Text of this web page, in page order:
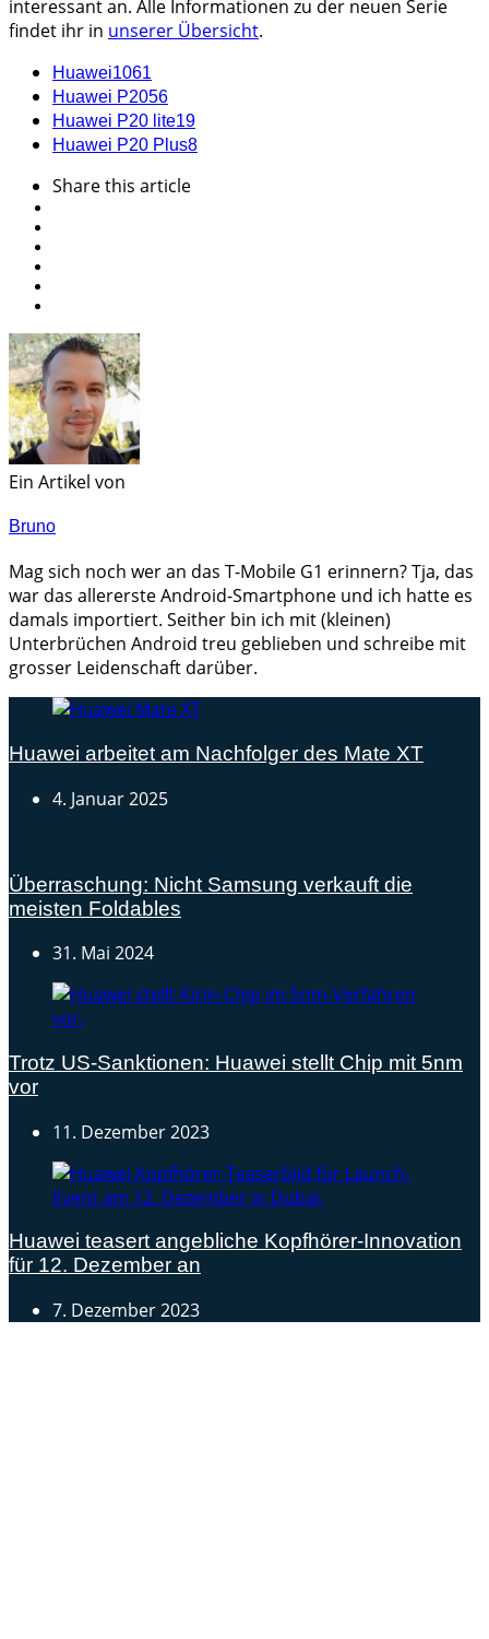
interessant an. Alle Informationen zu der neuen Serie
findet ihr in unserer Übersicht.
Huawei1061
Huawei P2056
Huawei P20 lite19
Huawei P20 Plus8
Sharethis article
Ein Artikel von
Bruno
Mag sich noch wer an das T-Mobile G1 erinnern? Tja, das
war das allererste Android-Smartphone und ich hatte es
damals importiert. Seither bin ich mit (kleinen)
Unterbrüchen Android treu geblieben und schreibe mit
grosser Leidenschaft darüber.
Huawei arbeitet am Nachfolger des Mate XT
4. Januar 2025
Überraschung: Nicht Samsung verkauft die
meisten Foldables
31. Mai 2024
Trotz US-Sanktionen: Huawei stellt Chip mit 5nm
vor
11. Dezember 2023
Huawei teasert angebliche Kopfhörer-Innovation
für 12. Dezember an
7. Dezember 2023